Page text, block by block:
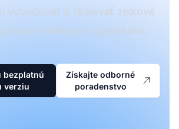
vybudovať a škálovať ziskové
s reálnymi výsledkami.
bezplatnú
verziu
Získajte odborné
poradenstvo